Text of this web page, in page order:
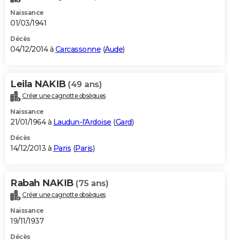
Naissance
01/03/1941
Décès
04/12/2014 à Carcassonne (Aude)
Leila NAKIB (49 ans)
Créer une cagnotte obsèques
Naissance
21/01/1964 à Laudun-l'Ardoise (Gard)
Décès
14/12/2013 à Paris (Paris)
Rabah NAKIB (75 ans)
Créer une cagnotte obsèques
Naissance
19/11/1937
Décès